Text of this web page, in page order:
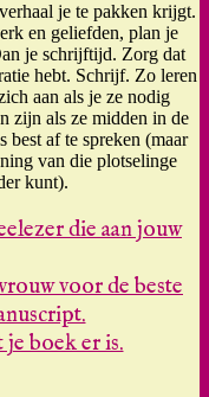
je te pakken krijgt.
en geliefden, plan je
je schrijftijd. Zorg dat
hebt. Schrijf. Zo leren
aan als je ze nodig
zijn als ze midden in de
best af te spreken (maar
van die plotselinge
kunt).
die aan jouw
voor de beste
je boek er is.